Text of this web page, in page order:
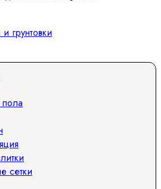
грунтовки
сетки